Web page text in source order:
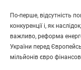
По-перше, відсутність
конкуренції і, як
важливо, реформа
України перед
мільйонів євро